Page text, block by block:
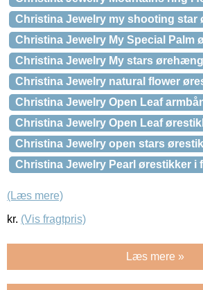
Christina Jewelry my shooting star
Christina Jewelry My Special Palm
Christina Jewelry My stars
Christina Jewelry natural flower
Christina Jewelry Open Leaf
Christina Jewelry Open Leaf
Christina Jewelry open stars
Christina Jewelry Pearl ørestikker i
(Læs mere)
kr. (Vis fragtpris)
Læs mere »